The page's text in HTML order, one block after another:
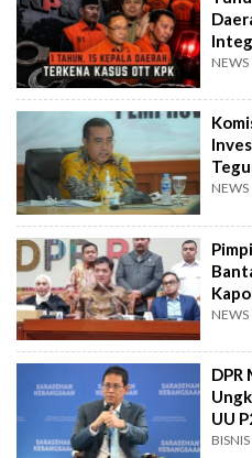
NEWS
NEWS
NEWS
DPR
UU
BISNIS